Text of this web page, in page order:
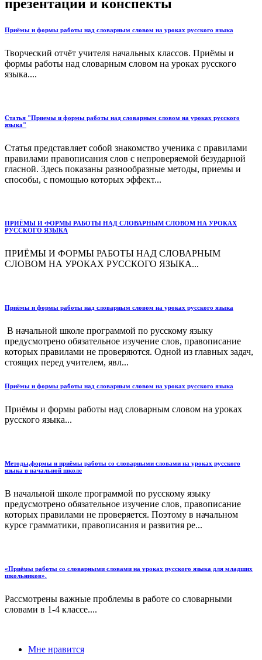
презентации и конспекты
Приёмы и формы работы над словарным словом на уроках русского языка
Творческий отчёт учителя начальных классов. Приёмы и
формы работы над словарным словом на уроках русского
языка....
Статья "Приемы и формы работы над словарным словом на уроках русского
языка"
Статья представляет собой знакомство ученика с правилами
правилами правописания слов с непроверяемой безударной
гласной. Здесь показаны разнообразные методы, приемы и
способы, с помощью которых эффект...
ПРИЁМЫ И ФОРМЫ РАБОТЫ НАД СЛОВАРНЫМ СЛОВОМ НА УРОКАХ
РУССКОГО ЯЗЫКА
ПРИЁМЫ И ФОРМЫ РАБОТЫ НАД СЛОВАРНЫМ
СЛОВОМ НА УРОКАХ РУССКОГО ЯЗЫКА...
Приёмы и формы работы над словарным словом на уроках русского языка
В начальной школе программой по русскому языку
предусмотрено обязательное изучение слов, правописание
которых правилами не проверяются. Одной из главных задач,
стоящих перед учителем, явл...
Приёмы и формы работы над словарным словом на уроках русского языка
Приёмы и формы работы над словарным словом на уроках
русского языка...
Методы,формы и приёмы работы со словарными словами на уроках русского
языка в начальной школе
В начальной школе программой по русскому языку
предусмотрено обязательное изучение слов, правописание
которых правилами не проверяется. Поэтому в начальном
курсе грамматики, правописания и развития ре...
«Приёмы работы со словарными словами на уроках русского языка для младших
школьников».
Рассмотрены важные проблемы в работе со словарными
словами в 1-4 классе....
Мне нравится